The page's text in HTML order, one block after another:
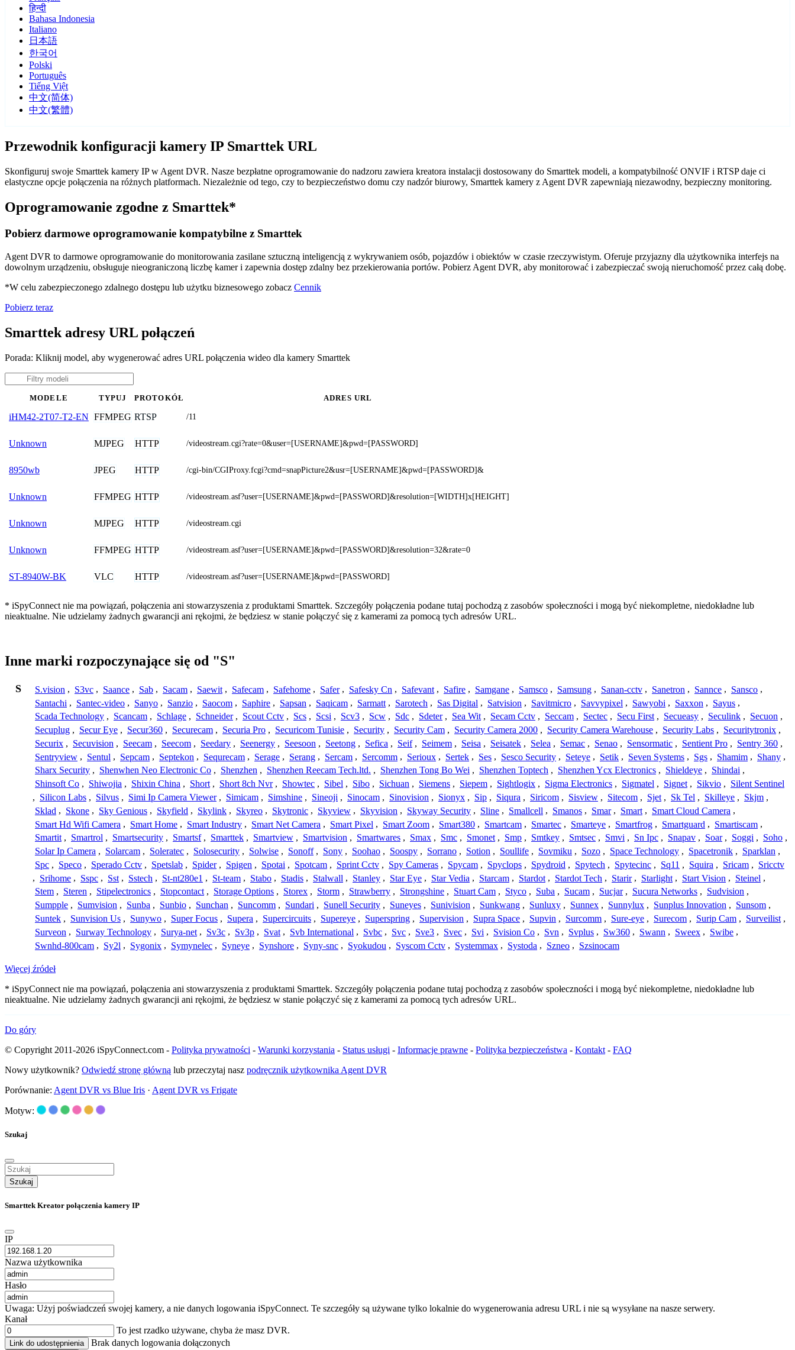
हिन्दी
Bahasa Indonesia
Italiano
日本語
한국어
Polski
Português
Tiếng Việt
中文(简体)
中文(繁體)
Przewodnik konfiguracji kamery IP Smarttek URL
Skonfiguruj swoje Smarttek kamery IP w Agent DVR. Nasze bezpłatne oprogramowanie do nadzoru zawiera kreatora instalacji dostosowany do Smarttek modeli, a kompatybilność ONVIF i RTSP daje ci
elastyczne opcje połączenia na różnych platformach. Niezależnie od tego, czy to bezpieczeństwo domu czy nadzór biurowy, Smarttek kamery z Agent DVR zapewniają niezawodny, bezpieczny monitoring.
Oprogramowanie zgodne z Smarttek*
Pobierz darmowe oprogramowanie kompatybilne z Smarttek
Agent DVR to darmowe oprogramowanie do monitorowania zasilane sztuczną inteligencją z wykrywaniem osób, pojazdów i obiektów w czasie rzeczywistym. Oferuje przyjazny dla użytkownika interfejs na
dowolnym urządzeniu, obsługuje nieograniczoną liczbę kamer i zapewnia dostęp zdalny bez przekierowania portów. Pobierz Agent DVR, aby monitorować i zabezpieczać swoją nieruchomość przez całą dobę.
*W celu zabezpieczonego zdalnego dostępu lub użytku biznesowego zobacz Cennik
Pobierz teraz
Smarttek adresy URL połączeń
Porada: Kliknij model, aby wygenerować adres URL połączenia wideo dla kamery Smarttek
MODELE TYPUJ PROTOKÓŁ ADRES URL
iHM42-2T07-T2-EN FFMPEG RTSP /11
Unknown MJPEG HTTP /videostream.cgi?rate=0&user=[USERNAME]&pwd=[PASSWORD]
8950wb JPEG HTTP /cgi-bin/CGIProxy.fcgi?cmd=snapPicture2&usr=[USERNAME]&pwd=[PASSWORD]&
Unknown FFMPEG HTTP /videostream.asf?user=[USERNAME]&pwd=[PASSWORD]&resolution=[WIDTH]x[HEIGHT]
Unknown MJPEG HTTP /videostream.cgi
Unknown FFMPEG HTTP /videostream.asf?user=[USERNAME]&pwd=[PASSWORD]&resolution=32&rate=0
ST-8940W-BK VLC HTTP /videostream.asf?user=[USERNAME]&pwd=[PASSWORD]
* iSpyConnect nie ma powiązań, połączenia ani stowarzyszenia z produktami Smarttek. Szczegóły połączenia podane tutaj pochodzą z zasobów społeczności i mogą być niekompletne, niedokładne lub
nieaktualne. Nie udzielamy żadnych gwarancji ani rękojmi, że będziesz w stanie połączyć się z kamerami za pomocą tych adresów URL.
Inne marki rozpoczynające się od "S"
S S.vision , S3vc , Saance , Sab , Sacam , Saewit , Safecam , Safehome , Safer , Safesky Cn , Safevant , Safire , Samgane , Samsco , Samsung , Sanan-cctv , Sanetron , Sannce , Sansco ,
Santachi , Santec-video , Sanyo , Sanzio , Saocom , Saphire , Sapsan , Saqicam , Sarmatt , Sarotech , Sas Digital , Satvision , Savitmicro , Savvypixel , Sawyobi , Saxxon , Sayus ,
Scada Technology , Scancam , Schlage , Schneider , Scout Cctv , Scs , Scsi , Scv3 , Scw , Sdc , Sdeter , Sea Wit , Secam Cctv , Seccam , Sectec , Secu First , Secueasy , Seculink , Secuon ,
Secuplug , Secur Eye , Secur360 , Securecam , Securia Pro , Securicom Tunisie , Security , Security Cam , Security Camera 2000 , Security Camera Warehouse , Security Labs , Securitytronix ,
Securix , Secuvision , Seecam , Seecom , Seedary , Seenergy , Seesoon , Seetong , Sefica , Seif , Seimem , Seisa , Seisatek , Selea , Semac , Senao , Sensormatic , Sentient Pro , Sentry 360 ,
Sentryview , Sentul , Sepcam , Septekon , Sequrecam , Serage , Serang , Sercam , Sercomm , Serioux , Sertek , Ses , Sesco Security , Seteye , Setik , Seven Systems , Sgs , Shamim , Shany ,
Sharx Security , Shenwhen Neo Electronic Co , Shenzhen , Shenzhen Reecam Tech.ltd. , Shenzhen Tong Bo Wei , Shenzhen Toptech , Shenzhen Ycx Electronics , Shieldeye , Shindai ,
Shinsoft Co , Shiwojia , Shixin China , Short , Short 8ch Nvr , Showtec , Sibel , Sibo , Sichuan , Siemens , Siepem , Sightlogix , Sigma Electronics , Sigmatel , Signet , Sikvio , Silent Sentinel
, Silicon Labs , Silvus , Simi Ip Camera Viewer , Simicam , Simshine , Sineoji , Sinocam , Sinovision , Sionyx , Sip , Siqura , Siricom , Sisview , Sitecom , Sjet , Sk Tel , Skilleye , Skjm ,
Sklad , Skone , Sky Genious , Skyfield , Skylink , Skyreo , Skytronic , Skyview , Skyvision , Skyway Security , Sline , Smallcell , Smanos , Smar , Smart , Smart Cloud Camera ,
Smart Hd Wifi Camera , Smart Home , Smart Industry , Smart Net Camera , Smart Pixel , Smart Zoom , Smart380 , Smartcam , Smartec , Smarteye , Smartfrog , Smartguard , Smartiscam ,
Smartit , Smartrol , Smartsecurity , Smartsf , Smarttek , Smartview , Smartvision , Smartwares , Smax , Smc , Smonet , Smp , Smtkey , Smtsec , Smvi , Sn Ipc , Snapav , Soar , Soggi , Soho ,
Solar Ip Camera , Solarcam , Soleratec , Solosecurity , Solwise , Sonoff , Sony , Soohao , Soospy , Sorrano , Sotion , Soullife , Sovmiku , Sozo , Space Technology , Spacetronik , Sparklan ,
Spc , Speco , Sperado Cctv , Spetslab , Spider , Spigen , Spotai , Spotcam , Sprint Cctv , Spy Cameras , Spycam , Spyclops , Spydroid , Spytech , Spytecinc , Sq11 , Squira , Sricam , Sricctv
, Srihome , Sspc , Sst , Sstech , St-nt280e1 , St-team , Stabo , Stadis , Stalwall , Stanley , Star Eye , Star Vedia , Starcam , Stardot , Stardot Tech , Starir , Starlight , Start Vision , Steinel ,
Stem , Steren , Stipelectronics , Stopcontact , Storage Options , Storex , Storm , Strawberry , Strongshine , Stuart Cam , Styco , Suba , Sucam , Sucjar , Sucura Networks , Sudvision ,
Sumpple , Sumvision , Sunba , Sunbio , Sunchan , Suncomm , Sundari , Sunell Security , Suneyes , Sunivision , Sunkwang , Sunluxy , Sunnex , Sunnylux , Sunplus Innovation , Sunsom ,
Suntek , Sunvision Us , Sunywo , Super Focus , Supera , Supercircuits , Supereye , Superspring , Supervision , Supra Space , Supvin , Surcomm , Sure-eye , Surecom , Surip Cam , Surveilist ,
Surveon , Surway Technology , Surya-net , Sv3c , Sv3p , Svat , Svb International , Svbc , Svc , Sve3 , Svec , Svi , Svision Co , Svn , Svplus , Sw360 , Swann , Sweex , Swibe ,
Swnhd-800cam , Sy2l , Sygonix , Symynelec , Syneye , Synshore , Syny-snc , Syokudou , Syscom Cctv , Systemmax , Systoda , Szneo , Szsinocam
Więcej źródeł
* iSpyConnect nie ma powiązań, połączenia ani stowarzyszenia z produktami Smarttek. Szczegóły połączenia podane tutaj pochodzą z zasobów społeczności i mogą być niekompletne, niedokładne lub
nieaktualne. Nie udzielamy żadnych gwarancji ani rękojmi, że będziesz w stanie połączyć się z kamerami za pomocą tych adresów URL.
Do góry
© Copyright 2011-2026 iSpyConnect.com - Polityka prywatności - Warunki korzystania - Status usługi - Informacje prawne - Polityka bezpieczeństwa - Kontakt - FAQ
Nowy użytkownik? Odwiedź stronę główną lub przeczytaj nasz podręcznik użytkownika Agent DVR
Porównanie: Agent DVR vs Blue Iris · Agent DVR vs Frigate
Motyw:
Szukaj
Szukaj
Smarttek Kreator połączenia kamery IP
IP
Nazwa użytkownika
Hasło
Uwaga: Użyj poświadczeń swojej kamery, a nie danych logowania iSpyConnect. Te szczegóły są używane tylko lokalnie do wygenerowania adresu URL i nie są wysyłane na nasze serwery.
Kanał
To jest rzadko używane, chyba że masz DVR.
Link do udostępnienia Brak danych logowania dołączonych